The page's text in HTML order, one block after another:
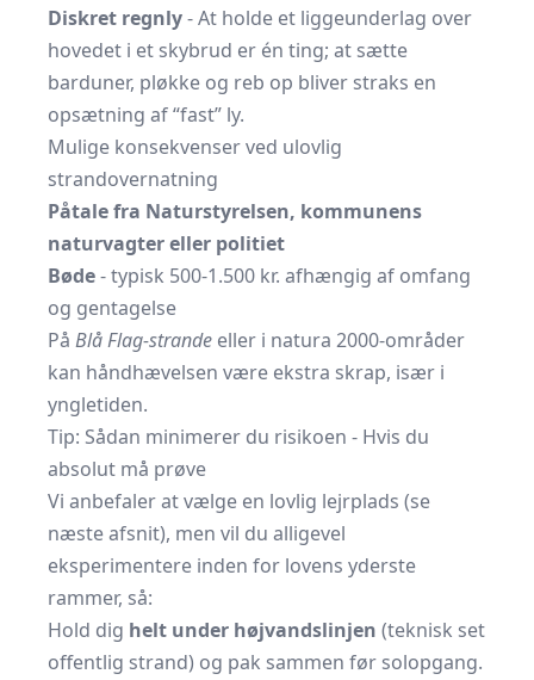
Diskret regnly- At holde et liggeunderlag over
hovedet i et skybrud er én ting; at sætte
barduner, pløkke og reb op bliver straks en
opsætning af “fast” ly.
Mulige konsekvenser ved ulovlig
strandovernatning
Påtale fra Naturstyrelsen, kommunens
naturvagter eller politiet
Bøde- typisk 500-1.500 kr. afhængig af omfang
og gentagelse
På Blå Flag-strande eller i natura 2000-områder
kan håndhævelsen være ekstra skrap, især i
yngletiden.
Tip: Sådan minimerer du risikoen - Hvis du
absolut må prøve
Vi anbefaler at vælge en lovlig lejrplads (se
næste afsnit), men vil du alligevel
eksperimentere inden for lovens yderste
rammer, så:
Hold dig helt under højvands­linjen (teknisk set
offentlig strand) og pak sammen før solopgang.